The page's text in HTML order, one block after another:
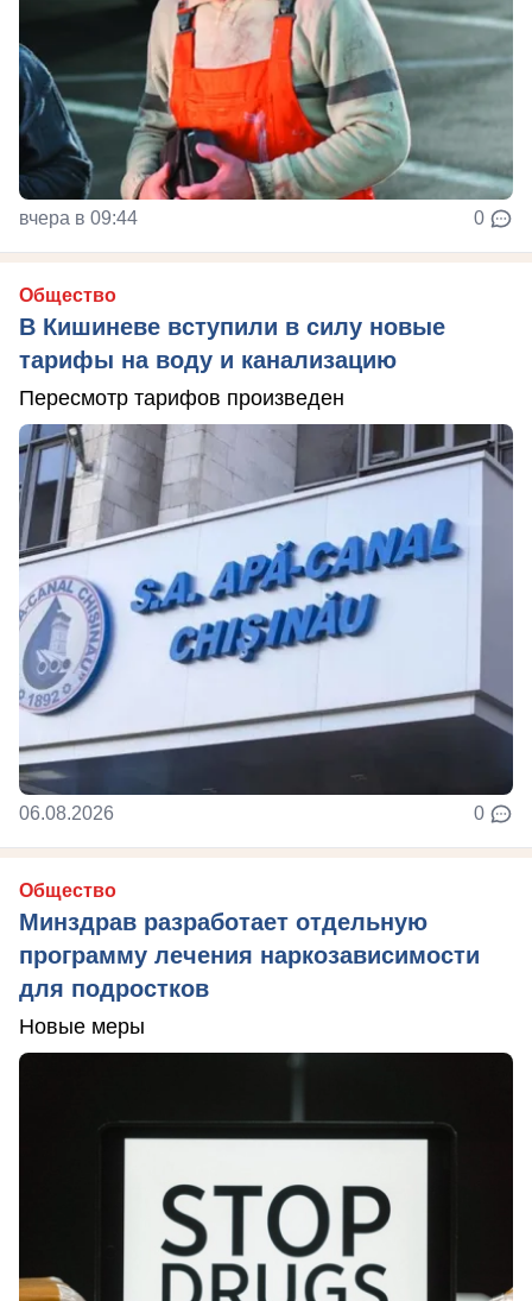
вчера в 09:44 0
Общество
В Кишиневе вступили в силу новые
тарифы на воду и канализацию
Пересмотр тарифов произведен
06.08.2026 0
Общество
Минздрав разработает отдельную
программу лечения наркозависимости
для подростков
Новые меры